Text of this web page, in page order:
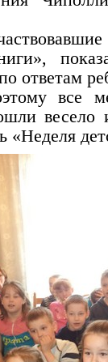
ответам
все
весело
«Неделя